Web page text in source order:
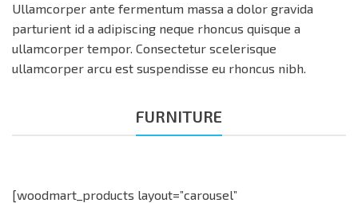
Ullamcorper ante fermentum massa a dolor gravida
parturient id a adipiscing neque rhoncus quisque a
ullamcorper tempor. Consectetur scelerisque
ullamcorper arcu est suspendisse eu rhoncus nibh.
FURNITURE
[woodmart_products layout=”carousel”